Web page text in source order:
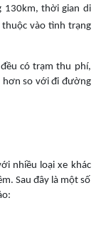
130km, thời gian di
vào tình trạng
có trạm thu phí,
hơn so với đi đường
nhiều loại xe khác
Sau đây là một số